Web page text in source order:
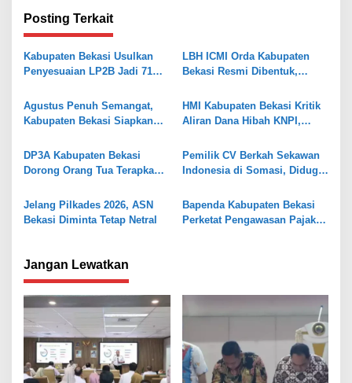
g
a
s
i
p
o
s
Posting Terkait
Kabupaten Bekasi Usulkan
Penyesuaian LP2B Jadi 71
Industri dan Pertanian
LBH ICMI Orda Kabupaten
Bekasi Resmi Dibentuk,
Pendampingan Hukum
Agustus Penuh Semangat,
Kabupaten Bekasi Siapkan
Hari Besar
HMI Kabupaten Bekasi Kritik
Aliran Dana Hibah KNPI,
DP3A Kabupaten Bekasi
Dorong Orang Tua Terapkan
Lindungi Anak
Pemilik CV Berkah Sekawan
Indonesia di Somasi, Diduga
Rp338 Juta
Jelang Pilkades 2026, ASN
Bekasi Diminta Tetap Netral
Bapenda Kabupaten Bekasi
Perketat Pengawasan Pajak
Jangan Lewatkan